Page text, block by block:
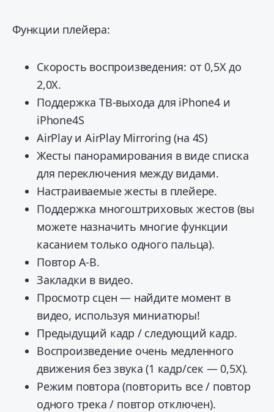
Функции плейера:
Скорость воспроизведения: от 0,5X до
2,0X.
Поддержка ТВ-выхода для iPhone4 и
iPhone4S
AirPlay и AirPlay Mirroring (на 4S)
Жесты панорамирования в виде списка
для переключения между видами.
Настраиваемые жесты в плейере.
Поддержка многоштриховых жестов (вы
можете назначить многие функции
касанием только одного пальца).
Повтор A-B.
Закладки в видео.
Просмотр сцен — найдите момент в
видео, используя миниатюры!
Предыдущий кадр / следующий кадр.
Воспроизведение очень медленного
движения без звука (1 кадр/сек — 0,5X).
Режим повтора (повторить все / повтор
одного трека / повтор отключен).